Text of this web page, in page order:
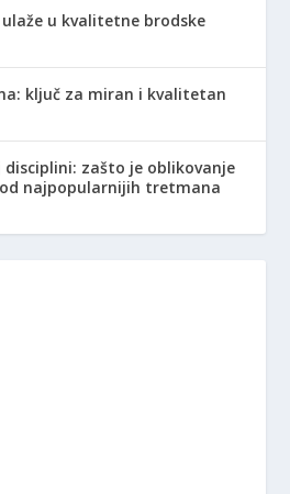
u kvalitetne brodske
ključ za miran i kvalitetan
disciplini: zašto je oblikovanje
najpopularnijih tretmana